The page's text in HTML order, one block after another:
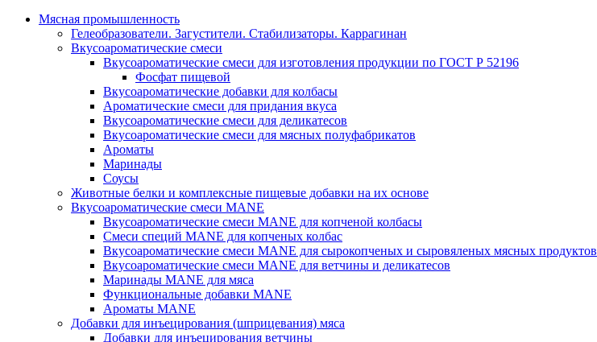
Мясная промышленность
Гелеобразователи. Загустители. Стабилизаторы. Каррагинан
Вкусоароматические смеси
Вкусоароматические смеси для изготовления продукции по ГОСТ Р 52196
Фосфат пищевой
Вкусоароматические добавки для колбасы
Ароматические смеси для придания вкуса
Вкусоароматические смеси для деликатесов
Вкусоароматические смеси для мясных полуфабрикатов
Ароматы
Маринады
Соусы
Животные белки и комплексные пищевые добавки на их основе
Вкусоароматические смеси MANE
Вкусоароматические смеси MANE для копченой колбасы
Смеси специй MANE для копченых колбас
Вкусоароматические смеси MANE для сырокопченых и сыровяленых мясных продуктов
Вкусоароматические смеси MANE для ветчины и деликатесов
Маринады MANE для мяса
Функциональные добавки MANE
Ароматы MANE
Добавки для инъецирования (шприцевания) мяса
Добавки для инъецирования ветчины